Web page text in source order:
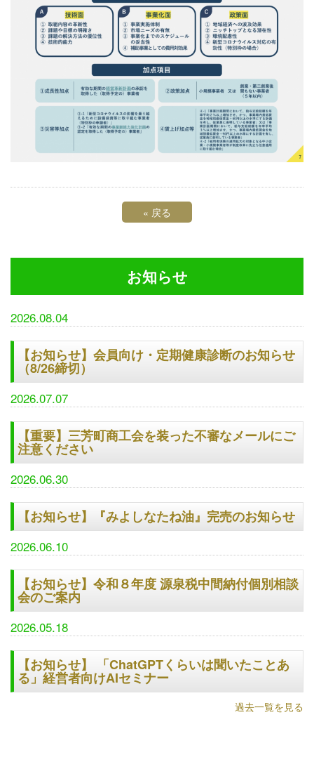
« 戻る
お知らせ
2026.08.04
【お知らせ】会員向け・定期健康診断のお知らせ
（8/26締切）
2026.07.07
【重要】三芳町商工会を装った不審なメールにご
注意ください
2026.06.30
【お知らせ】『みよしなたね油』完売のお知らせ
2026.06.10
【お知らせ】令和８年度 源泉税中間納付個別相談
会のご案内
2026.05.18
【お知らせ】 「ChatGPTくらいは聞いたことあ
る」経営者向けAIセミナー
過去一覧を見る